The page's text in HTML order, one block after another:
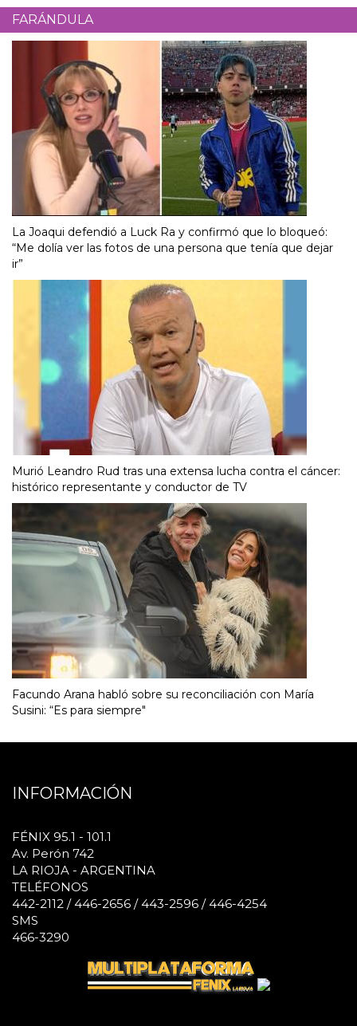
FARÁNDULA
La Joaqui defendió a Luck Ra y confirmó que lo bloqueó:
“Me dolía ver las fotos de una persona que tenía que dejar
ir”
Murió Leandro Rud tras una extensa lucha contra el cáncer:
histórico representante y conductor de TV
Facundo Arana habló sobre su reconciliación con María
Susini: “Es para siempre"
INFORMACIÓN
FÉNIX 95.1 - 101.1
Av. Perón 742
LA RIOJA - ARGENTINA
TELÉFONOS
442-2112 / 446-2656 / 443-2596 / 446-4254
SMS
466-3290